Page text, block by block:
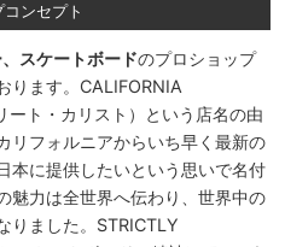
ンセプト
スケートボードのプロショップ
ります。CALIFORNIA
ート・カリスト）という店名の由
リフォルニアからいち早く最新の
本に提供したいという思いで名付
魅力は全世界へ伝わり、世界中の
りました。STRICTLY